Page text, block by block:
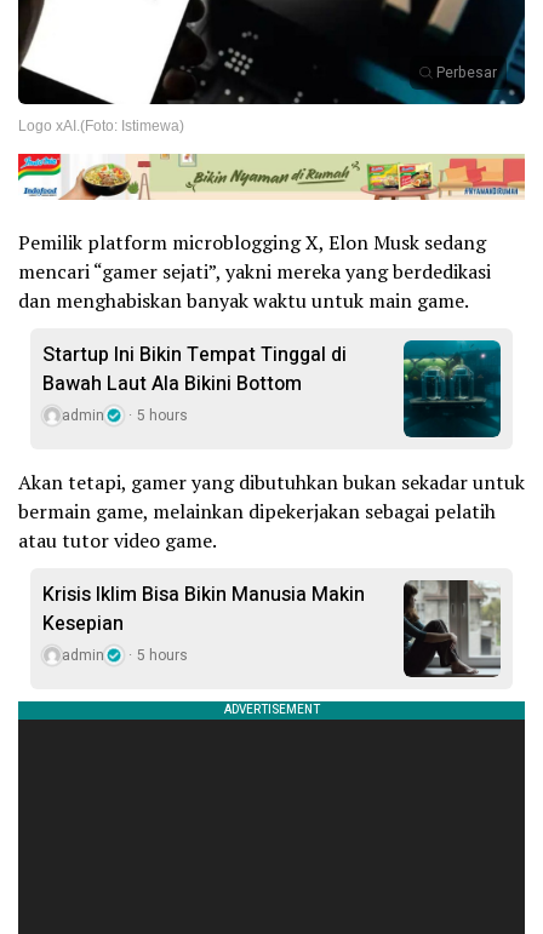
Perbesar
Logo xAI.(Foto: Istimewa)
Pemilik platform microblogging X, Elon Musk sedang
mencari “gamer sejati”, yakni mereka yang berdedikasi
dan menghabiskan banyak waktu untuk main game.
Startup Ini Bikin Tempat Tinggal di
Bawah Laut Ala Bikini Bottom
admin 5 hours
Akan tetapi, gamer yang dibutuhkan bukan sekadar untuk
bermain game, melainkan dipekerjakan sebagai pelatih
atau tutor video game.
Krisis Iklim Bisa Bikin Manusia Makin
Kesepian
admin 5 hours